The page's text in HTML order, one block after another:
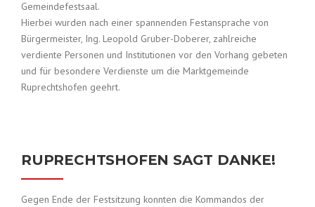
Gemeindefestsaal.
Hierbei wurden nach einer spannenden Festansprache von
Bürgermeister, Ing. Leopold Gruber-Doberer, zahlreiche
verdiente Personen und Institutionen vor den Vorhang gebeten
und für besondere Verdienste um die Marktgemeinde
Ruprechtshofen geehrt.
RUPRECHTSHOFEN SAGT DANKE!
Gegen Ende der Festsitzung konnten die Kommandos der